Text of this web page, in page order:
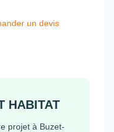
un devis
HABITAT
projet à Buzet-